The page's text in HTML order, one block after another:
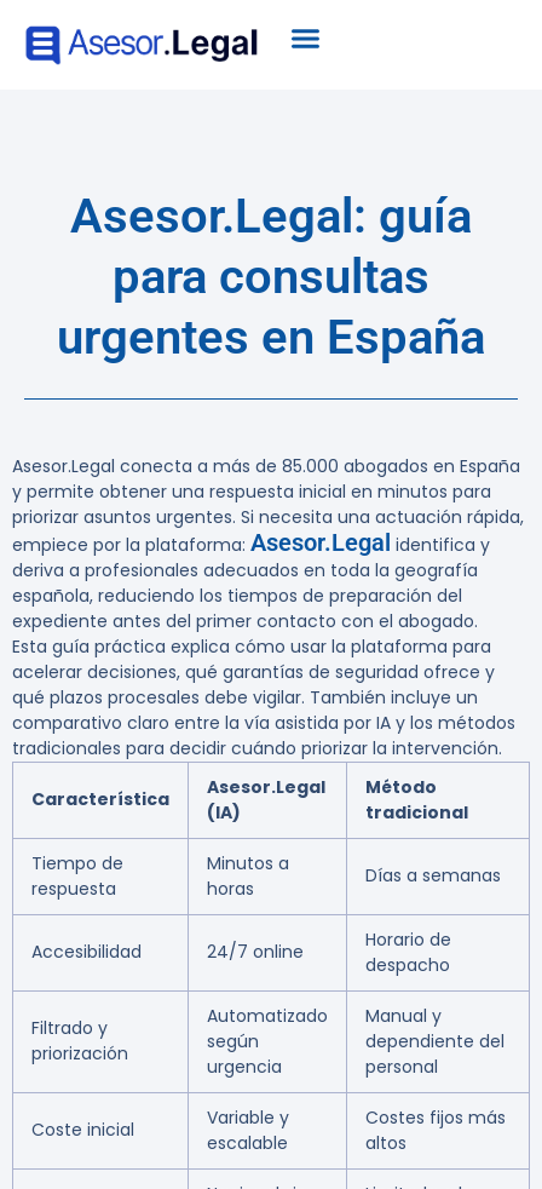
Asesor.Legal: guía
para consultas
urgentes en España
Asesor.Legal conecta a más de 85.000 abogados en España
y permite obtener una respuesta inicial en minutos para
priorizar asuntos urgentes. Si necesita una actuación rápida,
empiece por la plataforma: Asesor.Legal identifica y
deriva a profesionales adecuados en toda la geografía
española, reduciendo los tiempos de preparación del
expediente antes del primer contacto con el abogado.
Esta guía práctica explica cómo usar la plataforma para
acelerar decisiones, qué garantías de seguridad ofrece y
qué plazos procesales debe vigilar. También incluye un
comparativo claro entre la vía asistida por IA y los métodos
tradicionales para decidir cuándo priorizar la intervención.
Característica
Asesor.Legal
(IA)
Método
tradicional
Tiempo de
respuesta
Minutos a
horas
Días a semanas
Accesibilidad 24/7 online
Horario de
despacho
Filtrado y
priorización
Automatizado
según
urgencia
Manual y
dependiente del
personal
Coste inicial
Variable y
escalable
Costes fijos más
altos